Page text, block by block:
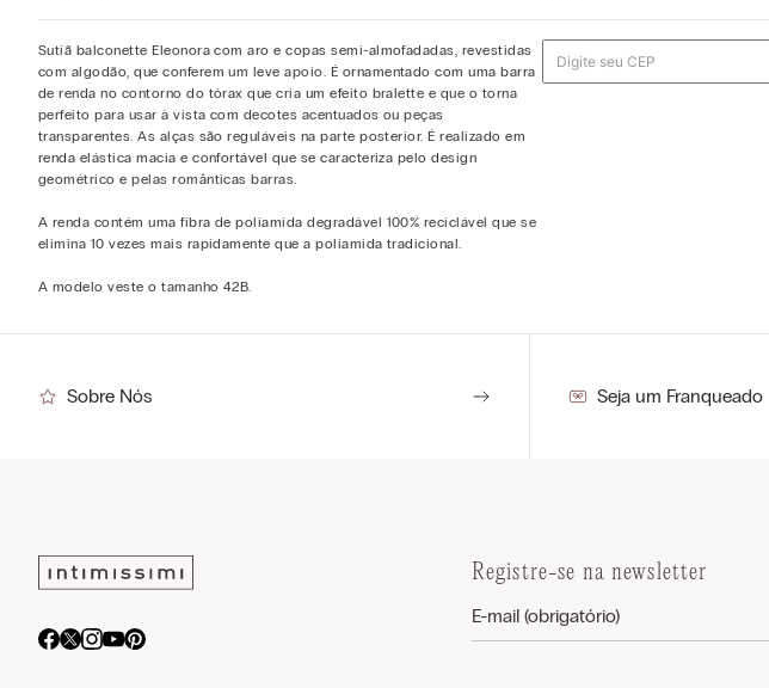
Sutiã balconette Eleonora com aro e copas semi-almofadadas, revestidas
com algodão, que conferem um leve apoio. É ornamentado com uma barra
de renda no contorno do tórax que cria um efeito bralette e que o torna
perfeito para usar à vista com decotes acentuados ou peças
transparentes. As alças são reguláveis na parte posterior. É realizado em
renda elástica macia e confortável que se caracteriza pelo design
geométrico e pelas românticas barras.
A renda contém uma fibra de poliamida degradável 100% reciclável que se
elimina 10 vezes mais rapidamente que a poliamida tradicional.
A modelo veste o tamanho 42B.
Sobre Nós Seja um Franqueado
Registre-se na newsletter